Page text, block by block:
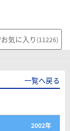
お気に入り (11226)
一覧へ戻る
2002年